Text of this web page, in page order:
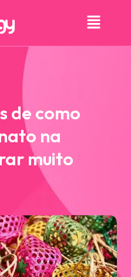
de como
na
muito